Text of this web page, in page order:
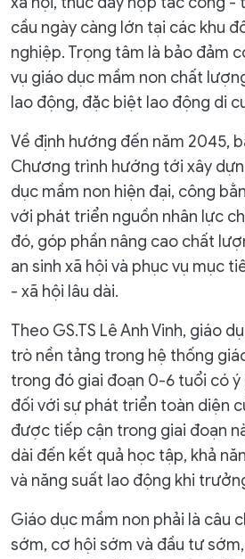
cầu ngày càng lớn tại các khu
nghiệp. Trọng tâm là bảo đảm
vụ giáo dục mầm non chất
lao động, đặc biệt lao động di
Về định hướng đến năm 2045,
Chương trình hướng tới xây
dục mầm non hiện đại, công
với phát triển nguồn nhân lực
đó, góp phần nâng cao chất
an sinh xã hội và phục vụ mục
- xã hội lâu dài.
Theo GS.TS Lê Anh Vinh, giáo
trò nền tảng trong hệ thống
trong đó giai đoạn 0-6 tuổi có ý
đối với sự phát triển toàn diện
được tiếp cận trong giai đoạn
dài đến kết quả học tập, khả
và năng suất lao động khi
Giáo dục mầm non phải là câu
sớm, cơ hội sớm và đầu tư